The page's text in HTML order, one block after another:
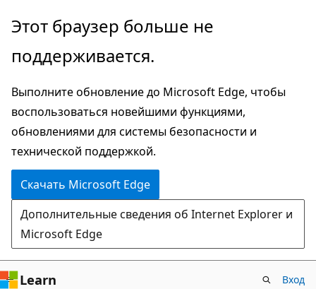
Пропустить
перейти
основному
содержимому
Этот браузер больше не
поддерживается.
Выполните обновление до Microsoft Edge, чтобы
воспользоваться новейшими функциями,
обновлениями для системы безопасности и
технической поддержкой.
Скачать Microsoft Edge
Дополнительные сведения об Internet Explorer и
Microsoft Edge
Learn Вход